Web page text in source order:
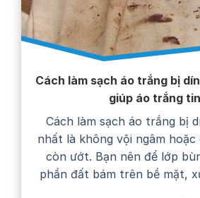
Cách làm sạch áo trắng bị
giúp áo trắng
Cách làm sạch áo trắng bị
nhất là không vội ngâm hoặc
còn ướt. Bạn nên để lớp
phần đất bám trên bề mặt,